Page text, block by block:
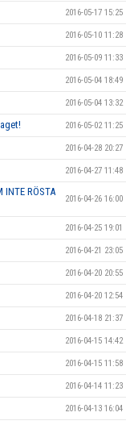
2016-05-17 15:25
2016-05-10 11:28
2016-05-09 11:33
2016-05-04 18:49
2016-05-04 13:32
2016-05-02 11:25
2016-04-28 20:27
2016-04-27 11:48
RÖSTA
2016-04-26 16:00
2016-04-25 19:01
2016-04-21 23:05
2016-04-20 20:55
2016-04-20 12:54
2016-04-18 21:37
2016-04-15 14:42
2016-04-15 11:58
2016-04-14 11:23
2016-04-13 16:04